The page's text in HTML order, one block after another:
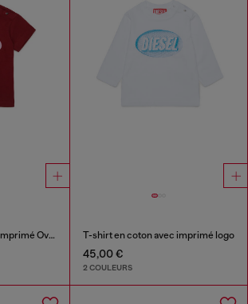
T-shirt en coton avec imprimé Oval D T-shirt en coton avec imprimé logo
45,00 €
2 COULEURS